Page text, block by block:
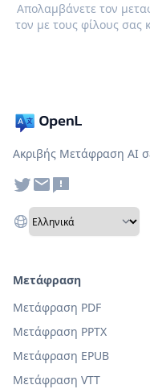
Απολαμβάνετε τον
τον με τους φίλους σας
Ακριβής Μετάφραση AI
Μετάφραση
Μετάφραση PDF
Μετάφραση PPTX
Μετάφραση EPUB
Μετάφραση VTT